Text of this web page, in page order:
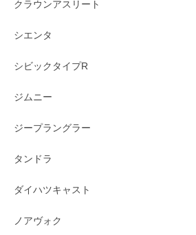
クラウンアスリート
シエンタ
シビックタイプR
ジムニー
ジープラングラー
タンドラ
ダイハツキャスト
ノアヴォク